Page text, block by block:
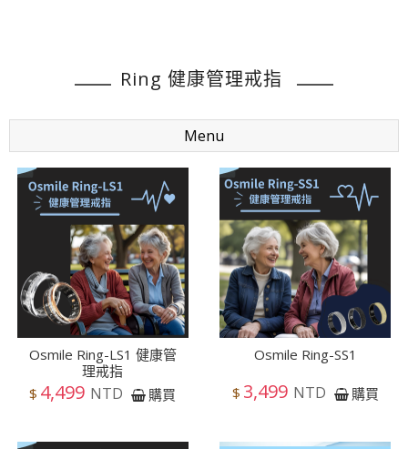
Ring 健康管理戒指
Menu
Osmile Ring-LS1 健康管
理戒指
$ 4,499 NTD 購買
Osmile Ring-SS1
$ 3,499 NTD 購買